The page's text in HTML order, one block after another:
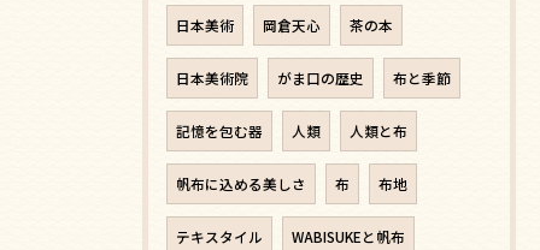
日本美術 岡倉天心 茶の本
日本美術院 がま口の歴史 布と季節
記憶を包む器 人類 人類と布
帆布に込める美しさ 布 布地
テキスタイル WABISUKEと帆布